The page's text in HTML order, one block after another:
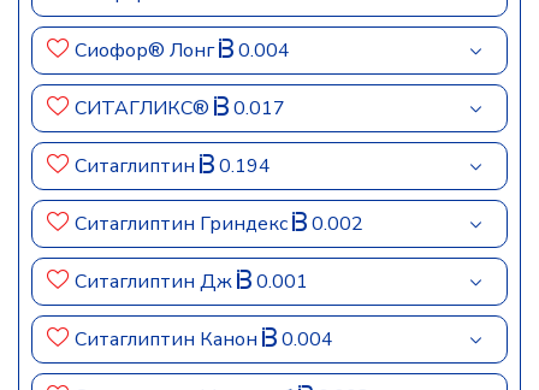
Сиофор® Лонг 0.004
СИТАГЛИКС® 0.017
Ситаглиптин 0.194
Ситаглиптин Гриндекс 0.002
Ситаглиптин Дж 0.001
Ситаглиптин Канон 0.004